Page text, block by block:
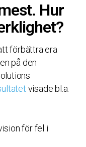
Hur
förbättra era
på den
visade bl.a.
för fel i